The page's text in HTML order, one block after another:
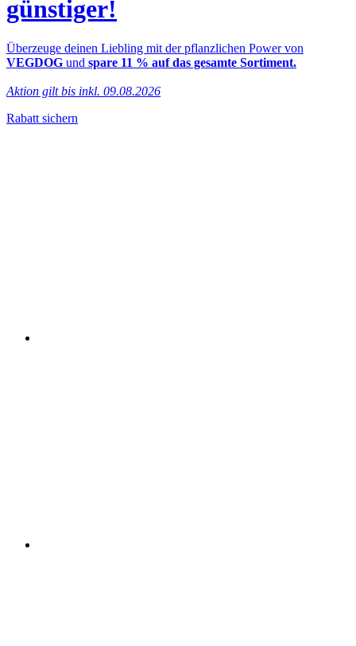
günstiger!
Überzeuge deinen Liebling mit der pflanzlichen Power von
VEGDOG und spare 11 % auf das gesamte Sortiment.
Aktion gilt bis inkl. 09.08.2026
Rabatt sichern